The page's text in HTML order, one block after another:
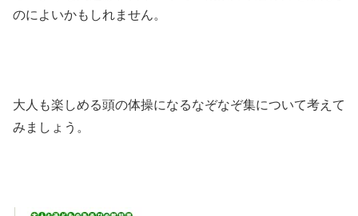
のによいかもしれません。
大人も楽しめる頭の体操になるなぞなぞ集について考えて
みましょう。